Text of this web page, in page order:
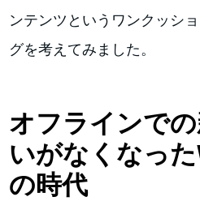
ンテンツというワンクッシ
グを考えてみました。
オフラインで
いがなくなっ
の時代